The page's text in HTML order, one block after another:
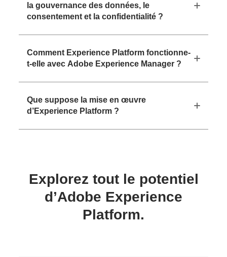
la gouvernance des données, le
consentement et la confidentialité ?
Comment Experience Platform fonctionne-
t-elle avec Adobe Experience Manager ?
Que suppose la mise en œuvre
d’Experience Platform ?
Explorez tout le potentiel
d’Adobe Experience
Platform.